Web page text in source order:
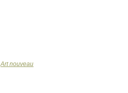
Art nouveau